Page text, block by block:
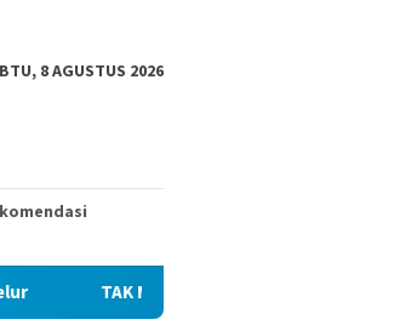
8 AGUSTUS 2026
DENGAN YANG MUDA, TIGA KAKEK INI